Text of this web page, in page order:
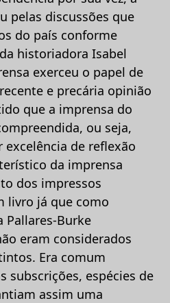
pelas discussões que
do país conforme
historiadora Isabel
exerceu o papel de
e precária opinião
que a imprensa do
ou seja,
de reflexão
da imprensa
dos impressos
livro já que como
Pallares-Burke
eram considerados
Era comum
subscrições, espécies de
assim uma